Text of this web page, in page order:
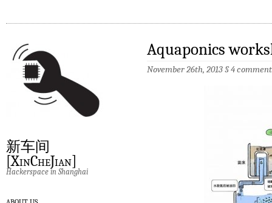
新车间
[XinCheJian]
Hackerspace in Shanghai
Aquaponics
November 26th, 2013§4